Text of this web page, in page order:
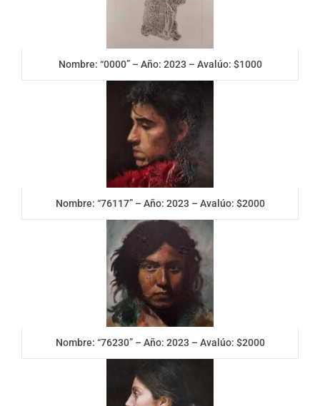
Nombre: “0000” – Año: 2023 – Avalúo: $1000
Nombre: “76117” – Año: 2023 – Avalúo: $2000
Nombre: “76230” – Año: 2023 – Avalúo: $2000